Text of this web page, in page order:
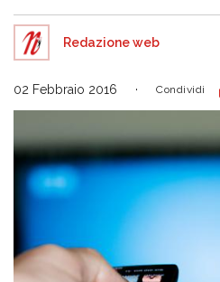
Redazione web
02 Febbraio 2016 Condividi